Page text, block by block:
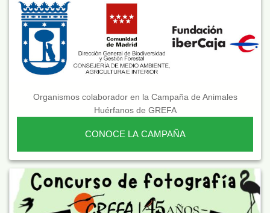
Organismos colaborador en la Campaña de Animales
Huérfanos de GREFA
CONOCE LA CAMPAÑA